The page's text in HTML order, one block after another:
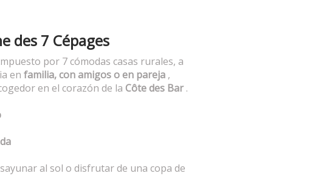
des 7 Cépages
por 7 cómodas casas rurales, a
en familia, con amigos o en pareja,
en el corazón de la Côte des Bar.
al sol o disfrutar de una copa de